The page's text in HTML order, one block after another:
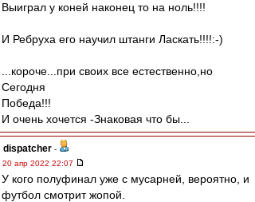
Выиграл у коней наконец то на ноль!!!!
И Ребруха его научил штанги Ласкать!!!!:-)
...короче...при своих все естественно,но
Сегодня
Победа!!!
И очень хочется -Знаковая что бы...
dispatcher -
20 апр 2022 22:07
У кого полуфинал уже с мусарней, вероятно, и
футбол смотрит жопой.